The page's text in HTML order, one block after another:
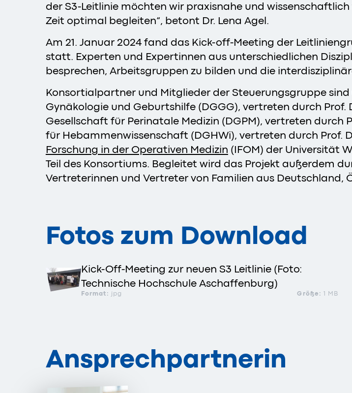
der S3-Leitlinie möchten wir praxisnahe und
Zeit optimal begleiten“, betont Dr. Lena Agel.
Am 21. Januar 2024 fand das Kick-off-Meeting der
statt. Experten und Expertinnen aus unterschiedlichen
besprechen, Arbeitsgruppen zu bilden und die
Konsortialpartner und Mitglieder der Steuerungsgruppe
Gynäkologie und Geburtshilfe (DGGG), vertreten durch Prof.
Gesellschaft für Perinatale Medizin (DGPM), vertreten durch
für Hebammenwissenschaft (DGHWi), vertreten durch Prof.
Forschung in der Operativen Medizin (IFOM) der Universität
Teil des Konsortiums. Begleitet wird das Projekt außerdem
Vertreterinnen und Vertreter von Familien aus Deutschland,
Fotos zum Download
Kick-Off-Meeting zur neuen S3 Leitlinie (Foto:
Technische Hochschule Aschaffenburg)
Format: jpg Größe: 1 MB
Ansprechpartnerin